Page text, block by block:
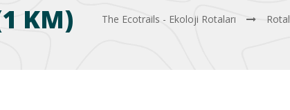
KM) The Ecotrails - Ekoloji Rotaları